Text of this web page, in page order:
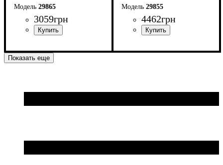
29865
3059грн
29855
4462грн
Показать еще